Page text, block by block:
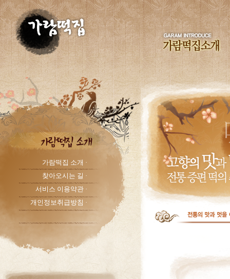
가람떡집 소개 ·
찾아오시는 길 ·
서비스 이용약관 ·
개인정보취급방침 ·